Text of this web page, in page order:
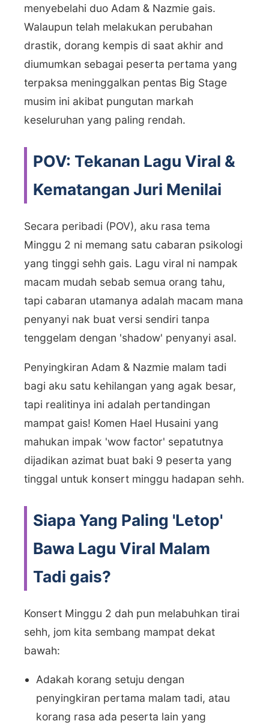
menyebelahi duo Adam & Nazmie gais.
Walaupun telah melakukan perubahan
drastik, dorang kempis di saat akhir and
diumumkan sebagai peserta pertama yang
terpaksa meninggalkan pentas Big Stage
musim ini akibat pungutan markah
keseluruhan yang paling rendah.
POV: Tekanan Lagu Viral &
Kematangan Juri Menilai
Secara peribadi (POV), aku rasa tema
Minggu 2 ni memang satu cabaran psikologi
yang tinggi sehh gais. Lagu viral ni nampak
macam mudah sebab semua orang tahu,
tapi cabaran utamanya adalah macam mana
penyanyi nak buat versi sendiri tanpa
tenggelam dengan 'shadow' penyanyi asal.
Penyingkiran Adam & Nazmie malam tadi
bagi aku satu kehilangan yang agak besar,
tapi realitinya ini adalah pertandingan
mampat gais! Komen Hael Husaini yang
mahukan impak 'wow factor' sepatutnya
dijadikan azimat buat baki 9 peserta yang
tinggal untuk konsert minggu hadapan sehh.
Siapa Yang Paling 'Letop'
Bawa Lagu Viral Malam
Tadi gais?
Konsert Minggu 2 dah pun melabuhkan tirai
sehh, jom kita sembang mampat dekat
bawah:
Adakah korang setuju dengan
penyingkiran pertama malam tadi, atau
korang rasa ada peserta lain yang